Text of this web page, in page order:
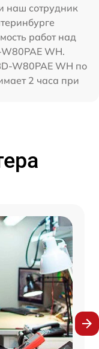
наш сотрудник
работ над
WH.
W80PAE WH по
2 часа при